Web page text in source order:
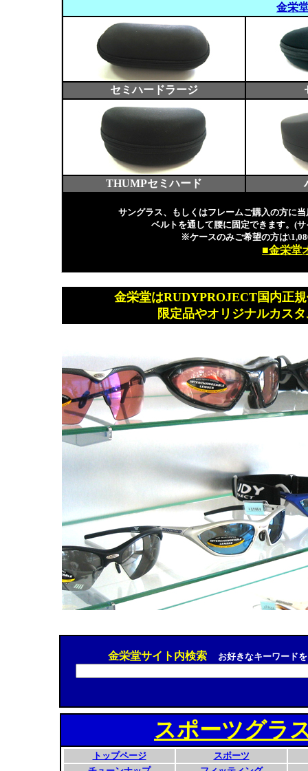
金栄
セミハードラージ
THUMPセミハード
サングラス、もしくはフレームご購入の方に
ベルトを通して腰に固定できます。(
※ケースのみご希望の方は\1,080
■金栄堂
金栄堂はRUDYPROJECT国内正
限定品やオリジナルカス
金栄堂サイト内検索 お好きなキーワード